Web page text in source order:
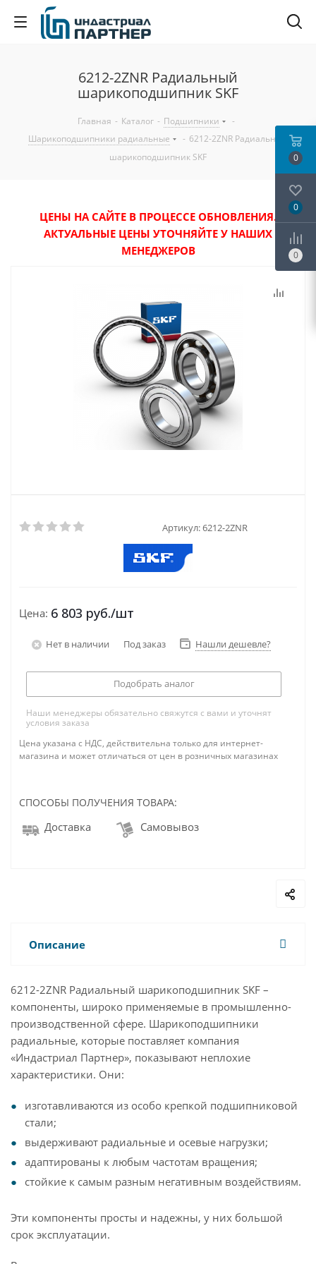
6212-2ZNR Радиальный
шарикоподшипник SKF
Главная - Каталог - Подшипники
-
Шарикоподшипники радиальные
- 6212-2ZNR Радиальный
шарикоподшипник SKF
ЦЕНЫ НА САЙТЕ В ПРОЦЕССЕ ОБНОВЛЕНИЯ.
АКТУАЛЬНЫЕ ЦЕНЫ УТОЧНЯЙТЕ У НАШИХ
МЕНЕДЖЕРОВ
Артикул:6212-2ZNR
Цена: 6 803 руб./шт
Нет в наличии Под заказ Нашли дешевле?
Подобрать аналог
Наши менеджеры обязательно свяжутся с вами и уточнят
условия заказа
Цена указана с НДС, действительна только для интернет-
магазина и может отличаться от цен в розничных магазинах
СПОСОБЫ ПОЛУЧЕНИЯ ТОВАРА:
Доставка Самовывоз
Описание
6212-2ZNR Радиальный шарикоподшипник SKF –
компоненты, широко применяемые в промышленно-
производственной сфере. Шарикоподшипники
радиальные, которые поставляет компания
«Индастриал Партнер», показывают неплохие
характеристики. Они:
изготавливаются из особо крепкой подшипниковой
стали;
выдерживают радиальные и осевые нагрузки;
адаптированы к любым частотам вращения;
стойкие к самым разным негативным воздействиям.
Эти компоненты просты и надежны, у них большой
срок эксплуатации.
0
0
0